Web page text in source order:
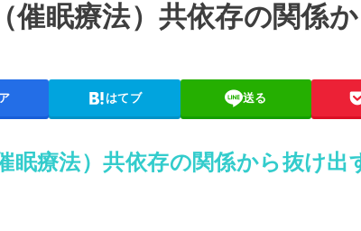
催眠療法）共依存の関係
はてブ 送る
眠療法）共依存の関係から抜け出